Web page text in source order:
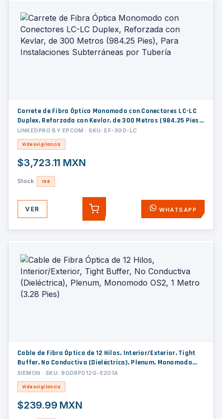
Carrete de Fibra Óptica Monomodo con Conectores LC-LC
Duplex, Reforzada con Kevlar, de 300 Metros (984.25 Pies),
Para Instalaciones Subterráneas por Tubería
LINKEDPRO BY EPCOM · SKU: EF-300-LC
Videovigilancia
$3,723.11 MXN
Stock: 108
VER AGREGAR WHATSAPP
Cable de Fibra Óptica de 12 Hilos, Interior/Exterior, Tight
Buffer, No Conductiva (Dieléctrica), Plenum, Monomodo
OS2, 1 Metro (3.28 Pies)
SIEMON · SKU: 9GD8P012G-E201A
Videovigilancia
$239.99 MXN